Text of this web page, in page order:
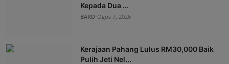
Kepada Dua ...
BARD Ogos 7, 2026
Kerajaan Pahang Lulus RM30,000 Baik
Pulih Jeti Nel...